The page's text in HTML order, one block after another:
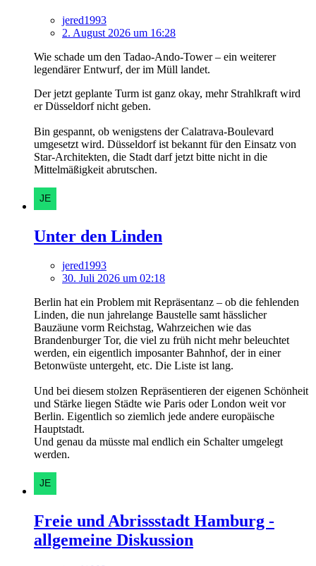
jered1993
2. August 2026 um 16:28
Wie schade um den Tadao-Ando-Tower – ein weiterer
legendärer Entwurf, der im Müll landet.
Der jetzt geplante Turm ist ganz okay, mehr Strahlkraft wird
er Düsseldorf nicht geben.
Bin gespannt, ob wenigstens der Calatrava-Boulevard
umgesetzt wird. Düsseldorf ist bekannt für den Einsatz von
Star-Architekten, die Stadt darf jetzt bitte nicht in die
Mittelmäßigkeit abrutschen.
Unter den Linden
jered1993
30. Juli 2026 um 02:18
Berlin hat ein Problem mit Repräsentanz – ob die fehlenden
Linden, die nun jahrelange Baustelle samt hässlicher
Bauzäune vorm Reichstag, Wahrzeichen wie das
Brandenburger Tor, die viel zu früh nicht mehr beleuchtet
werden, ein eigentlich imposanter Bahnhof, der in einer
Betonwüste untergeht, etc. Die Liste ist lang.
Und bei diesem stolzen Repräsentieren der eigenen Schönheit
und Stärke liegen Städte wie Paris oder London weit vor
Berlin. Eigentlich so ziemlich jede andere europäische
Hauptstadt.
Und genau da müsste mal endlich ein Schalter umgelegt
werden.
Freie und Abrissstadt Hamburg -
allgemeine Diskussion